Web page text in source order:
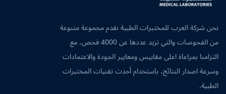
نحن شركة العرب للمختبرات الطبية نقدم مجموعة متنوعة
من الفحوصات والتي تزيد عددها عن 4000 فحص، مع
التزامنا بمراعاة اعلى مقاييس ومعايير الجودة والاعتمادات
وسرعة اصدار النتائج، باستخدام أحدث تقنيات المختبرات
الطبية.